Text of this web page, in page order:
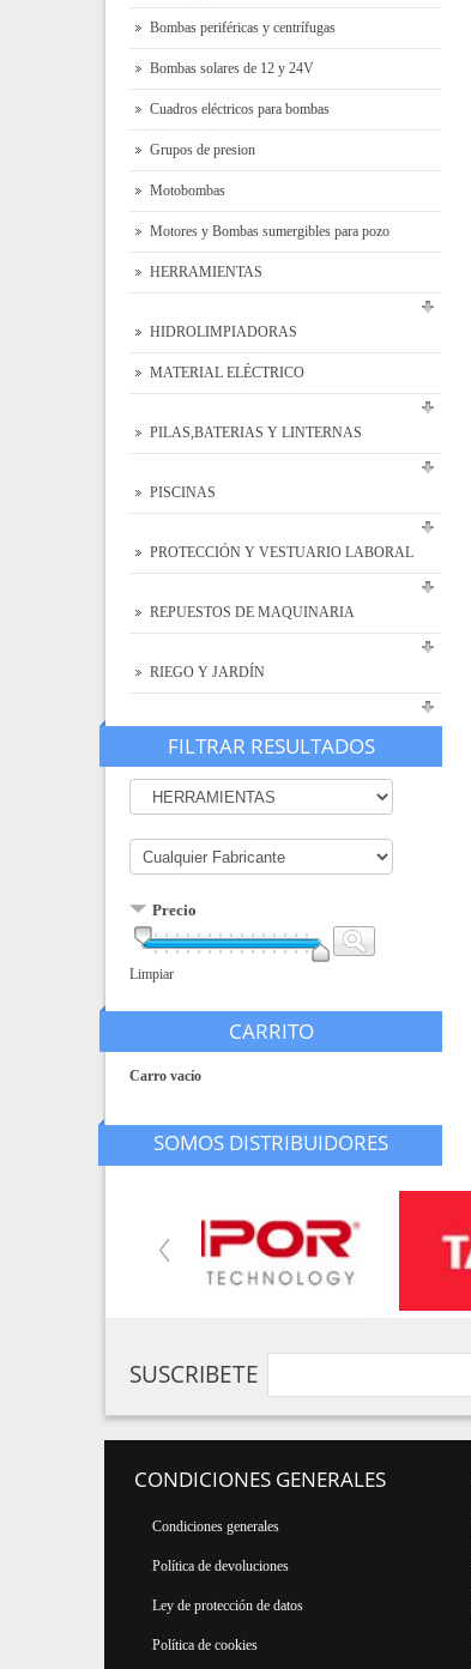
Bombas periféricas y centrífugas
Bombas solares de 12 y 24V
Cuadros eléctricos para bombas
Grupos de presion
Motobombas
Motores y Bombas sumergibles para pozo
HERRAMIENTAS
HIDROLIMPIADORAS
MATERIAL ELÉCTRICO
PILAS,BATERIAS Y LINTERNAS
PISCINAS
PROTECCIÓN Y VESTUARIO LABORAL
REPUESTOS DE MAQUINARIA
RIEGO Y JARDÍN
FILTRAR RESULTADOS
Precio
Limpiar
CARRITO
Carro vacío
SOMOS DISTRIBUIDORES
SUSCRIBETE
CONDICIONES GENERALES
Condiciones generales
Política de devoluciones
Ley de protección de datos
Política de cookies